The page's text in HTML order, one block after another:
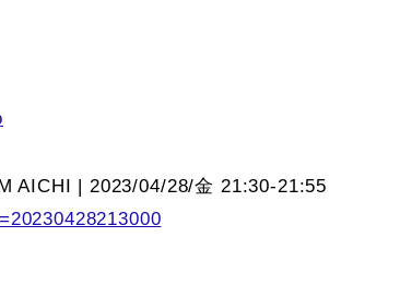
AICHI | 2023/04/28/金 21:30-21:55